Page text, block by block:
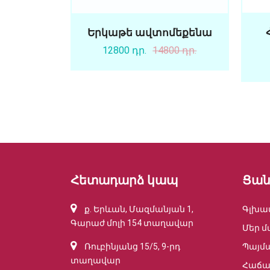
Երկաթե ավտոմեքենա
12800 դր. 14800 դր.
Հետադարձ կապ
ք. Երևան, Մազմանյան 1,
Գարաժ մոլի 154 տաղավար
Ռուբինյանց 15/5, 9-րդ
տաղավար
Մեր